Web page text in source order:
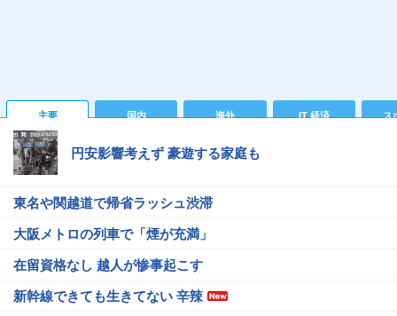
主要 国内 海外 IT 経済 ス
円安影響考えず 豪遊する家庭も
東名や関越道で帰省ラッシュ渋滞
大阪メトロの列車で「煙が充満」
在留資格なし 越人が惨事起こす
新幹線できても生きてない 辛辣